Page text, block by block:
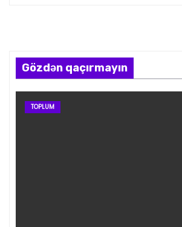
Gözdən qaçırmayın
TOPLUM